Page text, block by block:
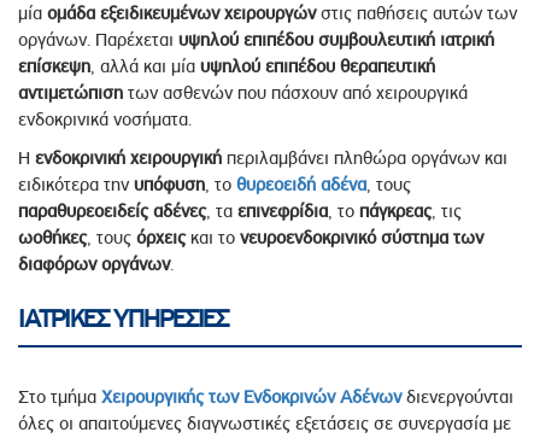
μία ομάδα εξειδικευμένων χειρουργώνστις παθήσεις αυτών των
οργάνων. Παρέχεται υψηλού επιπέδου συμβουλευτική ιατρική
επίσκεψη, αλλά και μία υψηλού επιπέδου θεραπευτική
αντιμετώπιση των ασθενών που πάσχουν από χειρουργικά
ενδοκρινικά νοσήματα.
Η ενδοκρινική χειρουργική περιλαμβάνει πληθώρα οργάνων και
ειδικότερα την υπόφυση, το θυρεοειδή αδένα, τους
παραθυρεοειδείς αδένες, τα επινεφρίδια, το πάγκρεας, τις
ωοθήκες, τους όρχειςκαι το νευροενδοκρινικό σύστημα των
διαφόρων οργάνων.
ΙΑΤΡΙΚΕΣ ΥΠΗΡΕΣΙΕΣ
Στο τμήμα Χειρουργικής των Ενδοκρινών Αδένωνδιενεργούνται
όλες οι απαιτούμενες διαγνωστικές εξετάσεις σε συνεργασία με